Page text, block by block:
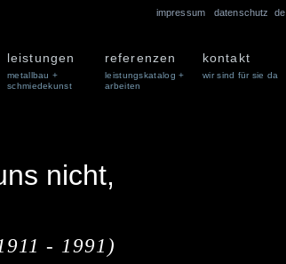
de
impressum datenschutz
leistungen
metallbau +
schmiedekunst
referenzen
leistungskatalog +
arbeiten
kontakt
wir sind für sie da
nicht,
- 1991)